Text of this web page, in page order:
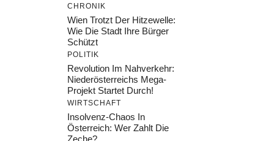
CHRONIK
Wien Trotzt Der Hitzewelle:
Wie Die Stadt Ihre Bürger
Schützt
POLITIK
Revolution Im Nahverkehr:
Niederösterreichs Mega-
Projekt Startet Durch!
WIRTSCHAFT
Insolvenz-Chaos In
Österreich: Wer Zahlt Die